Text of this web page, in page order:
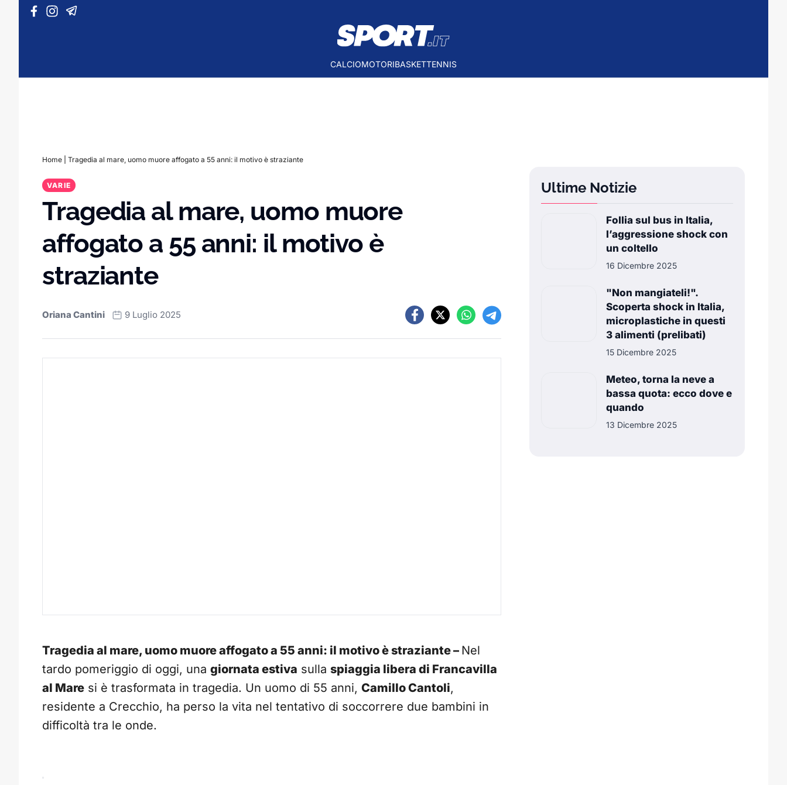
Vai al contenuto
CALCIOMOTORIBASKETTENNIS
Home Tragedia al mare, uomo muore affogato a 55 anni: il motivo è straziante
VARIE
Tragedia al mare, uomo muore
affogato a 55 anni: il motivo è
straziante
Oriana Cantini 9 Luglio 2025
Tragedia al mare, uomo muore affogato a 55 anni: il motivo è straziante – Nel
tardo pomeriggio di oggi, una giornata estiva sulla spiaggia libera di Francavilla
al Mare si è trasformata in tragedia. Un uomo di 55 anni, Camillo Cantoli,
residente a Crecchio, ha perso la vita nel tentativo di soccorrere due bambini in
difficoltà tra le onde.
Ultime Notizie
Follia sul bus in Italia,
l’aggressione shock con
un coltello
16 Dicembre 2025
"Non mangiateli!".
Scoperta shock in Italia,
microplastiche in questi
3 alimenti (prelibati)
15 Dicembre 2025
Meteo, torna la neve a
bassa quota: ecco dove e
quando
13 Dicembre 2025